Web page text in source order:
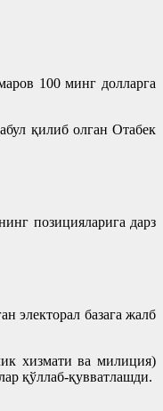
100 минг долларга
қилиб олган Отабек
позицияларига дарз
электорал базага жалб
хизмати ва милиция)
қўллаб-қувватлашди.